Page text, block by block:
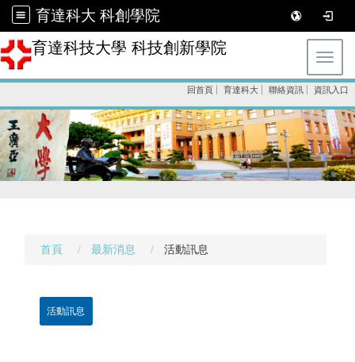
育達科大 科創學院
育達科技大學 科技創新學院
回首頁 育達科大 聯絡資訊 資訊入口
首頁 最新消息 活動訊息
活動訊息